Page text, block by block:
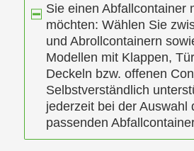
Sie einen Abfallcontainer
möchten: Wählen Sie
und Abrollcontainern
Modellen mit Klappen,
Deckeln bzw. offenen
Selbstverständlich
jederzeit bei der Auswahl
passenden